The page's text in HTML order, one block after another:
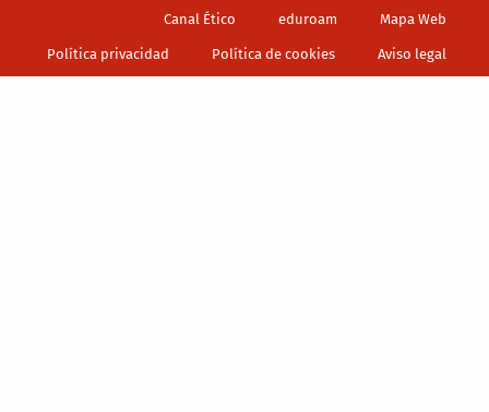
Canal Ético eduroam Mapa Web
Política privacidad Política de cookies Aviso legal